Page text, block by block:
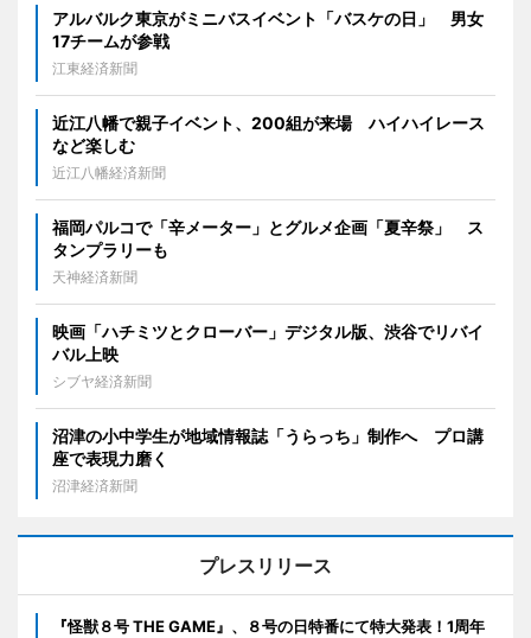
アルバルク東京がミニバスイベント「バスケの日」 男女
17チームが参戦
江東経済新聞
近江八幡で親子イベント、200組が来場 ハイハイレース
など楽しむ
近江八幡経済新聞
福岡パルコで「辛メーター」とグルメ企画「夏辛祭」 ス
タンプラリーも
天神経済新聞
映画「ハチミツとクローバー」デジタル版、渋谷でリバイ
バル上映
シブヤ経済新聞
沼津の小中学生が地域情報誌「うらっち」制作へ プロ講
座で表現力磨く
沼津経済新聞
プレスリリース
『怪獣８号 THE GAME』、８号の日特番にて特大発表！1周年